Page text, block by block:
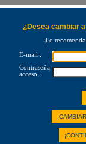
¿Desea cambiar
¡Le
E-mail :
Contraseña
acceso :